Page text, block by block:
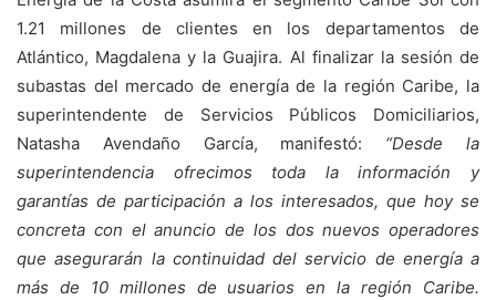
1.21 millones de clientes en los departamentos de
Atlántico, Magdalena y la Guajira. Al finalizar la sesión de
subastas del mercado de energía de la región Caribe, la
superintendente de Servicios Públicos Domiciliarios,
Natasha Avendaño García, manifestó: “Desde la
superintendencia ofrecimos toda la información y
garantías de participación a los interesados, que hoy se
concreta con el anuncio de los dos nuevos operadores
que asegurarán la continuidad del servicio de energía a
más de 10 millones de usuarios en la región Caribe.